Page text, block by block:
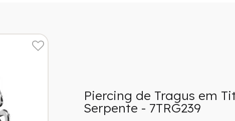
Piercing de Tragus em
Serpente - 7TRG239